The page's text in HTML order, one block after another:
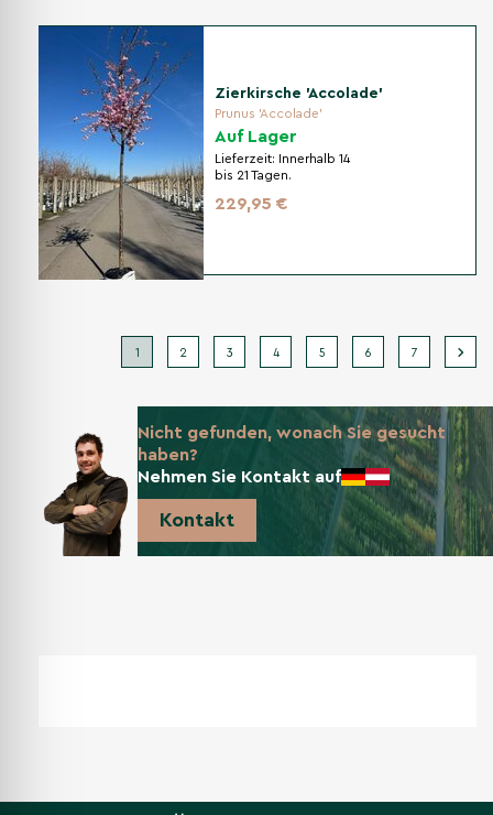
Zierkirsche 'Accolade'
Prunus 'Accolade'
Auf Lager
Lieferzeit:
Innerhalb 14
bis 21 Tagen.
229,95 €
1 2 3 4 5 6 7
Nicht gefunden, wonach Sie gesucht
haben?
Nehmen Sie Kontakt auf
Kontakt